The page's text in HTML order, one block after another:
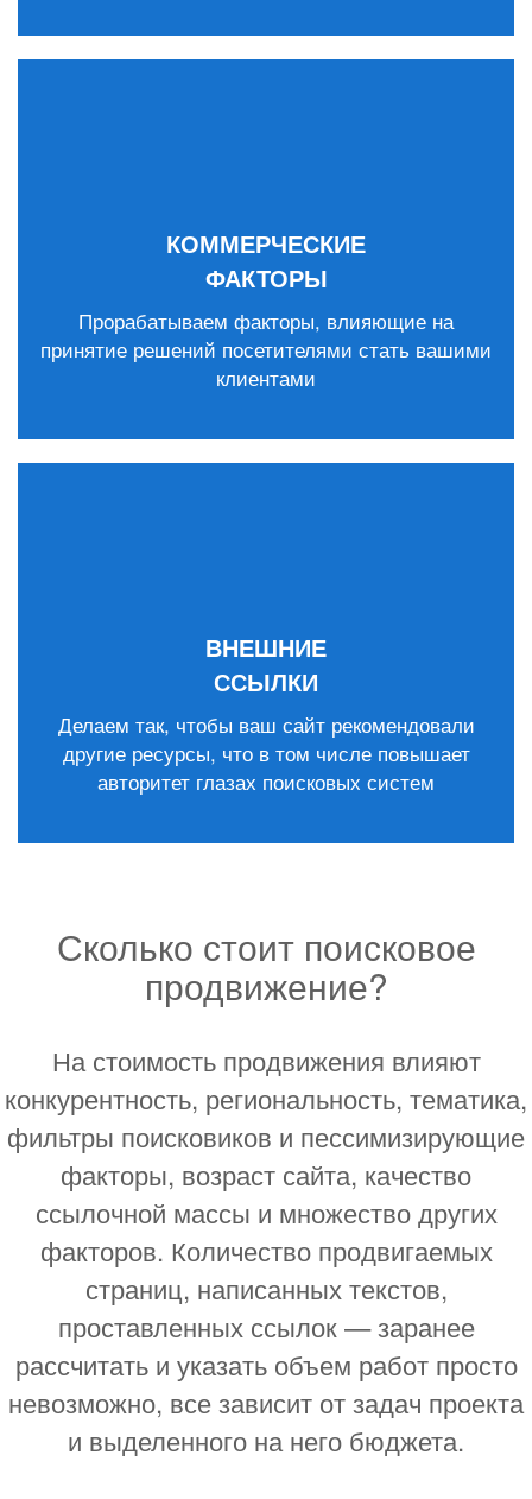
КОММЕРЧЕСКИЕ
ФАКТОРЫ
Прорабатываем факторы, влияющие на
принятие решений посетителями стать вашими
клиентами
ВНЕШНИЕ
ССЫЛКИ
Делаем так, чтобы ваш сайт рекомендовали
другие ресурсы, что в том числе повышает
авторитет глазах поисковых систем
Сколько стоит поисковое
продвижение?
На стоимость продвижения влияют
конкурентность, региональность, тематика,
фильтры поисковиков и пессимизирующие
факторы, возраст сайта, качество
ссылочной массы и множество других
факторов. Количество продвигаемых
страниц, написанных текстов,
проставленных ссылок — заранее
рассчитать и указать объем работ просто
невозможно, все зависит от задач проекта
и выделенного на него бюджета.